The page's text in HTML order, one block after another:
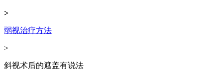
>
弱视治疗方法
>
斜视术后的遮盖有说法